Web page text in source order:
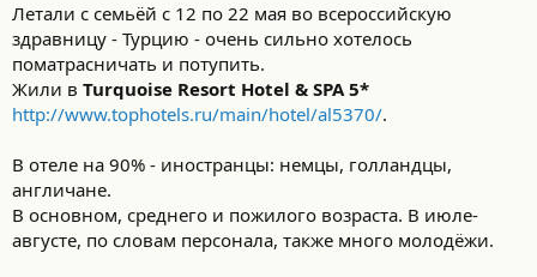
Летали с семьёй с 12 по 22 мая во всероссийскую
здравницу - Турцию - очень сильно хотелось
поматрасничать и потупить.
Жили в Turquoise Resort Hotel & SPA 5*
http://www.tophotels.ru/main/hotel/al5370/.
В отеле на 90% - иностранцы: немцы, голландцы,
англичане.
В основном, среднего и пожилого возраста. В июле-
августе, по словам персонала, также много молодёжи.